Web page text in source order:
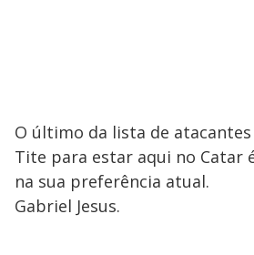
O último da lista de
Tite para estar aqui no Catar
na sua preferência atual.
Gabriel Jesus.